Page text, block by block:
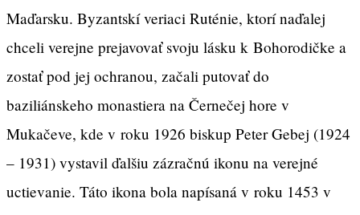
Maďarsku. Byzantskí veriaci Ruténie, ktorí naďalej
chceli verejne prejavovať svoju lásku k Bohorodičke a
zostať pod jej ochranou, začali putovať do
baziliánskeho monastiera na Černečej hore v
Mukačeve, kde v roku 1926 biskup Peter Gebej (1924
– 1931) vystavil ďalšiu zázračnú ikonu na verejné
uctievanie. Táto ikona bola napísaná v roku 1453 v